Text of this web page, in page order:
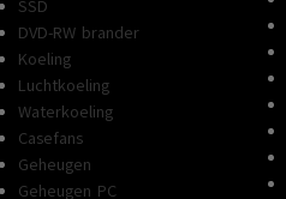
SSD
DVD-RW brander
Koeling
Luchtkoeling
Waterkoeling
Casefans
Geheugen
Geheugen PC